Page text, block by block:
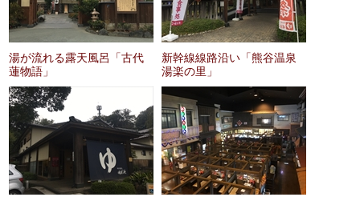
湯が流れる露天風呂「古代
蓮物語」
新幹線線路沿い「熊谷温泉
湯楽の里」